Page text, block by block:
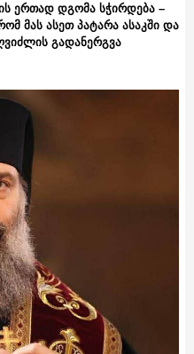
ერთად დგომა სჭირდება –
მას ასეთ პატარა ასაკში და
გადანერგვა